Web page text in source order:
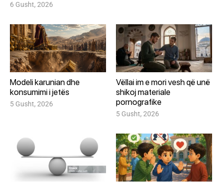
6 Gusht, 2026
Modeli karunian dhe
konsumimi i jetës
5 Gusht, 2026
Vëllai im e mori vesh që unë
shikoj materiale
pornografike
5 Gusht, 2026